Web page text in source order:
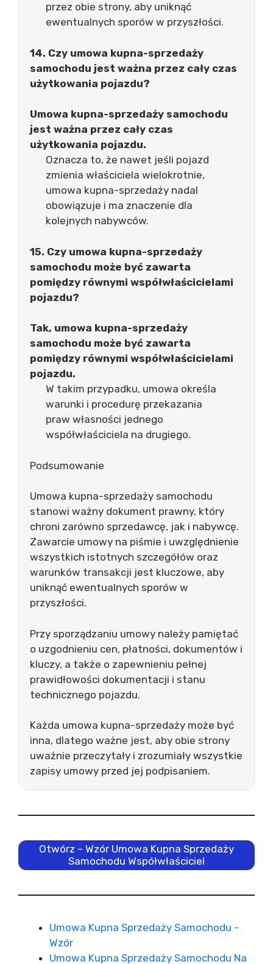
przez obie strony, aby uniknąć
ewentualnych sporów w przyszłości.
14. Czy umowa kupna-sprzedaży
samochodu jest ważna przez cały czas
użytkowania pojazdu?
Umowa kupna-sprzedaży samochodu
jest ważna przez cały czas
użytkowania pojazdu.
Oznacza to, że nawet jeśli pojazd
zmienia właściciela wielokrotnie,
umowa kupna-sprzedaży nadal
obowiązuje i ma znaczenie dla
kolejnych nabywców.
15. Czy umowa kupna-sprzedaży
samochodu może być zawarta
pomiędzy równymi współwłaścicielami
pojazdu?
Tak, umowa kupna-sprzedaży
samochodu może być zawarta
pomiędzy równymi współwłaścicielami
pojazdu.
W takim przypadku, umowa określa
warunki i procedurę przekazania
praw własności jednego
współwłaściciela na drugiego.
Podsumowanie
Umowa kupna-sprzedaży samochodu
stanowi ważny dokument prawny, który
chroni zarówno sprzedawcę, jak i nabywcę.
Zawarcie umowy na piśmie i uwzględnienie
wszystkich istotnych szczegółów oraz
warunków transakcji jest kluczowe, aby
uniknąć ewentualnych sporów w
przyszłości.
Przy sporządzaniu umowy należy pamiętać
o uzgodnieniu cen, płatności, dokumentów i
kluczy, a także o zapewnieniu pełnej
prawidłowości dokumentacji i stanu
technicznego pojazdu.
Każda umowa kupna-sprzedaży może być
inna, dlatego ważne jest, aby obie strony
uważnie przeczytały i zrozumiały wszystkie
zapisy umowy przed jej podpisaniem.
Otwórz – Wzór Umowa Kupna Sprzedaży
Samochodu Współwłaściciel
Umowa Kupna Sprzedaży Samochodu -
Wzór
Umowa Kupna Sprzedaży Samochodu Na